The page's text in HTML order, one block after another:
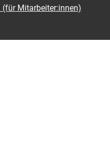
Mitarbeiter:innen)